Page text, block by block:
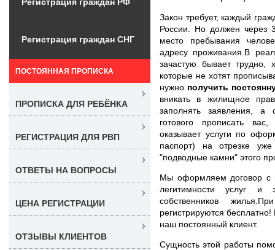
Закон требует, каждый
России. Но должен через
место пребывания
адресу проживания.В
зачастую бывает трудно,
которые не хотят
нужно получить
вникать в жилищное
заполнять заявления, а
готового прописать
оказывает услуги по
паспорт) на отрезке
"подводные камни" этого
Мы оформляем договор с
легитимности услуг и
собственников
регистрируются
наш постоянный клиент.
Сущность этой работы
Регистрация граждан СНГ
ПОСТОЯННАЯ ПРОПИСКА
ПРОПИСКА ДЛЯ РЕБЁНКА
РЕГИСТРАЦИЯ ДЛЯ РВП
ОТВЕТЫ НА ВОПРОСЫ
ЦЕНА РЕГИСТРАЦИИ
ОТЗЫВЫ КЛИЕНТОВ